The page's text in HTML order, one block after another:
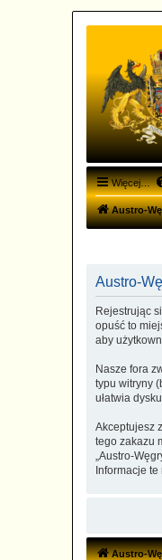
Więcej…
Austro-
Austro-
Rejestrując
opuść to
aby
Nasze fora
typu witryny
ułatwia
Akceptujesz
tego zakazu
„Austro-
Informacje
Austro-